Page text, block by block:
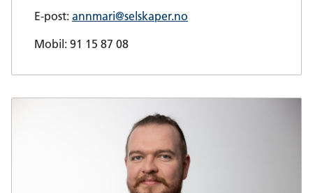
E-post:annmari@selskaper.no
Mobil: 91 15 87 08